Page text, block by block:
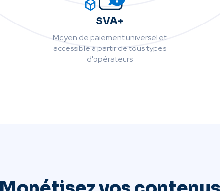
SVA+
Moyen de paiement universel et
accessible à partir de tous types
d'opérateurs